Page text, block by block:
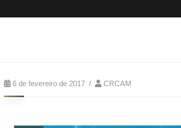
6 de fevereiro de 2017 CRCAM